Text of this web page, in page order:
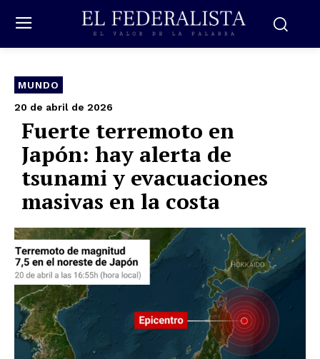
MUNDO
20 de abril de 2026
Fuerte terremoto en
Japón: hay alerta de
tsunami y evacuaciones
masivas en la costa